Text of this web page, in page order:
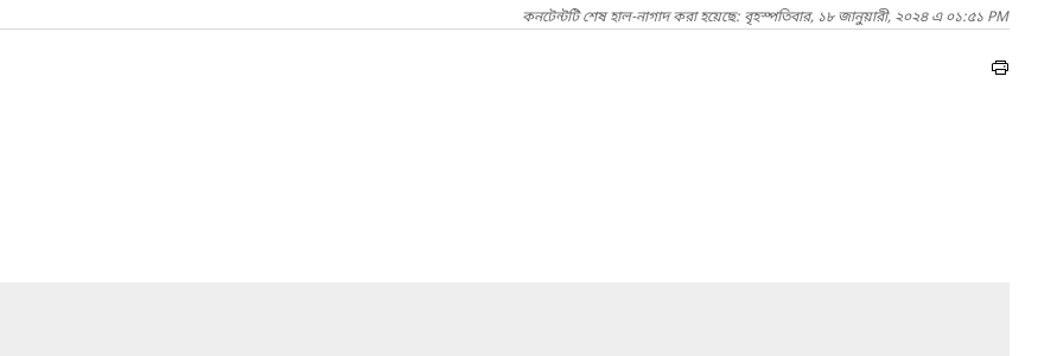
কনটেন্টটি শেষ হাল-নাগাদ করা হয়েছে: বৃহস্পতিবার, ১৮ জানুয়ারী, ২০২৪ এ ০১:৫১ PM